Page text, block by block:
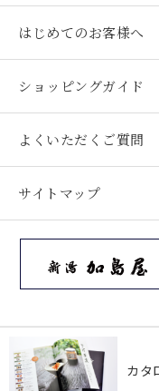
はじめてのお客様へ
ショッピングガイド
よくいただくご質問
サイトマップ
カタ